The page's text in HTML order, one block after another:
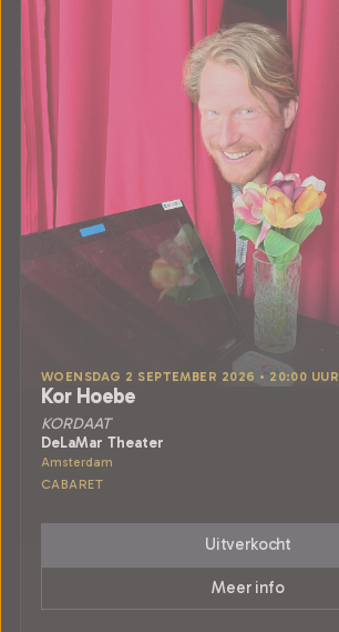
WOENSDAG 2 SEPTEMBER 2026 • 20:00 UUR
Kor Hoebe
KORDAAT
DeLaMar Theater
Amsterdam
CABARET
Uitverkocht
Meer info